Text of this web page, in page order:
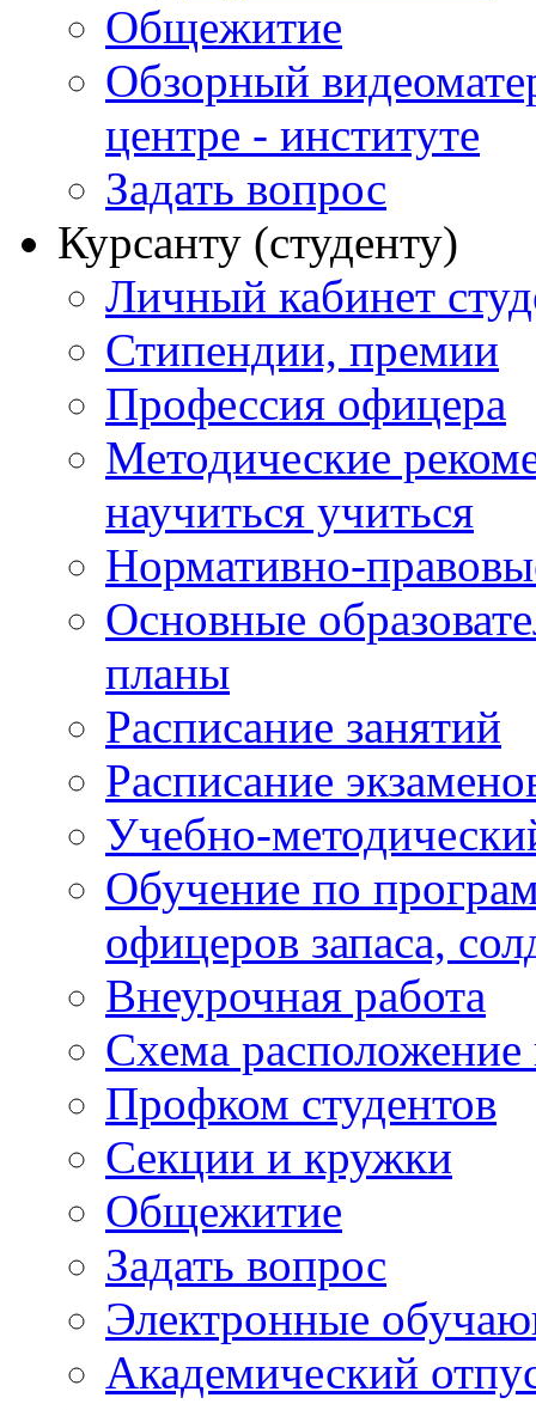
Общежитие
Обзорный
центре - институте
Задать вопрос
Курсанту (студенту)
Личный кабинет
Стипендии, премии
Профессия офицера
Методические
научиться учиться
Нормативно-
Основные
планы
Расписание занятий
Расписание
Учебно-
Обучение по
офицеров запаса,
Внеурочная работа
Схема расположение
Профком студентов
Секции и кружки
Общежитие
Задать вопрос
Электронные
Академический